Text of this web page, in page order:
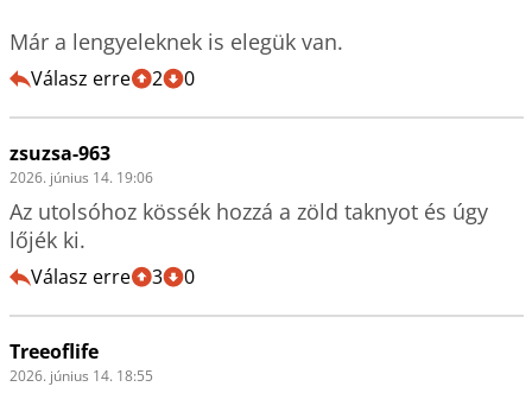
Már a lengyeleknek is elegük van.
Válasz erre 2 0
zsuzsa-963
2026. június 14. 19:06
Az utolsóhoz kössék hozzá a zöld taknyot és úgy
lőjék ki.
Válasz erre 3 0
Treeoflife
2026. június 14. 18:55